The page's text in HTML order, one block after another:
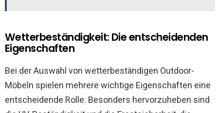
Wetterbeständigkeit: Die entscheidenden
Eigenschaften
Bei der Auswahl von wetterbeständigen Outdoor-
Möbeln spielen mehrere wichtige Eigenschaften eine
entscheidende Rolle. Besonders hervorzuheben sind